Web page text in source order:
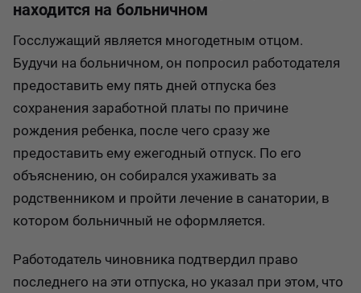
находится на больничном
Госслужащий является многодетным отцом.
Будучи на больничном, он попросил работодателя
предоставить ему пять дней отпуска без
сохранения заработной платы по причине
рождения ребенка, после чего сразу же
предоставить ему ежегодный отпуск. По его
объяснению, он собирался ухаживать за
родственником и пройти лечение в санатории, в
котором больничный не оформляется.
Работодатель чиновника подтвердил право
последнего на эти отпуска, но указал при этом, что